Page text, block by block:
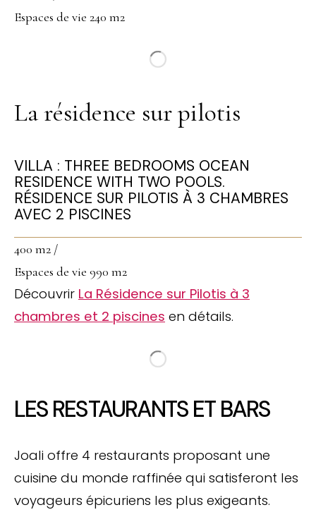
Espaces de vie 240 m2
La résidence sur pilotis
VILLA : THREE BEDROOMS OCEAN
RESIDENCE WITH TWO POOLS.
RÉSIDENCE SUR PILOTIS À 3 CHAMBRES
AVEC 2 PISCINES
400 m2 /
Espaces de vie 990 m2
Découvrir La Résidence sur Pilotis à 3
chambres et 2 piscines en détails.
LES RESTAURANTS ET BARS
Joali offre 4 restaurants proposant une
cuisine du monde raffinée qui satisferont les
voyageurs épicuriens les plus exigeants.